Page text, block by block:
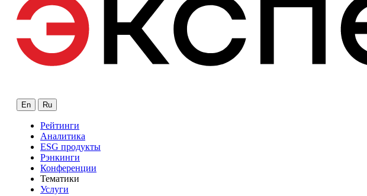
En Ru
Рейтинги
Аналитика
ESG продукты
Рэнкинги
Конференции
Тематики
Услуги